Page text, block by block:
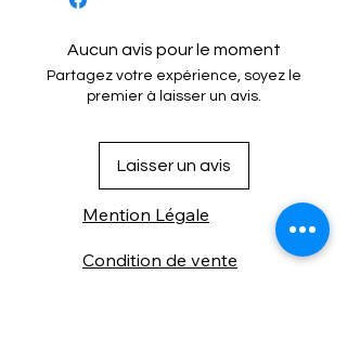
Aucun avis pour le moment
Partagez votre expérience, soyez le
premier à laisser un avis.
Laisser un avis
Mention Légale
Condition de vente